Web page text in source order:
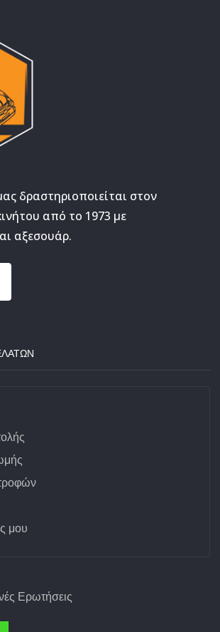
δραστηριοποιείται στον
από το 1973 με
αξεσουάρ.
μου
Ερωτήσεις